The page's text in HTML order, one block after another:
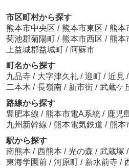
市区町村から探す
熊本市中央区 / 熊本市東区 / 熊本
菊池郡菊陽町 / 熊本市西区 / 熊本
上益城郡益城町 / 阿蘇市
町名から探す
九品寺 / 大字津久礼 / 迎町 / 近見 /
二本木 / 長嶺南 / 新市街 / 武蔵ケ
路線から探す
豊肥本線 / 熊本市電A系統 / 鹿児
九州新幹線 / 熊本電気鉄道 / 熊本
駅から探す
南熊本 / 西熊本 / 光の森 / 武蔵塚 /
東海学園前 / 河原町 / 新水前寺 /